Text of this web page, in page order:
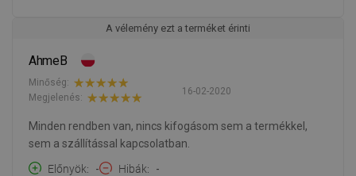
A vélemény ezt a terméket érinti
AhmeB
16-02-2020
Minőség:
Megjelenés:
Minden rendben van, nincs kifogásom sem a termékkel,
sem a szállítással kapcsolatban.
Előnyök
- Hibák -